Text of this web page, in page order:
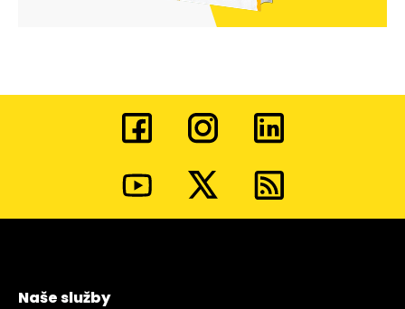
Naše služby